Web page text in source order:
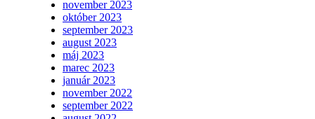
november 2023
október 2023
september 2023
august 2023
máj 2023
marec 2023
január 2023
november 2022
september 2022